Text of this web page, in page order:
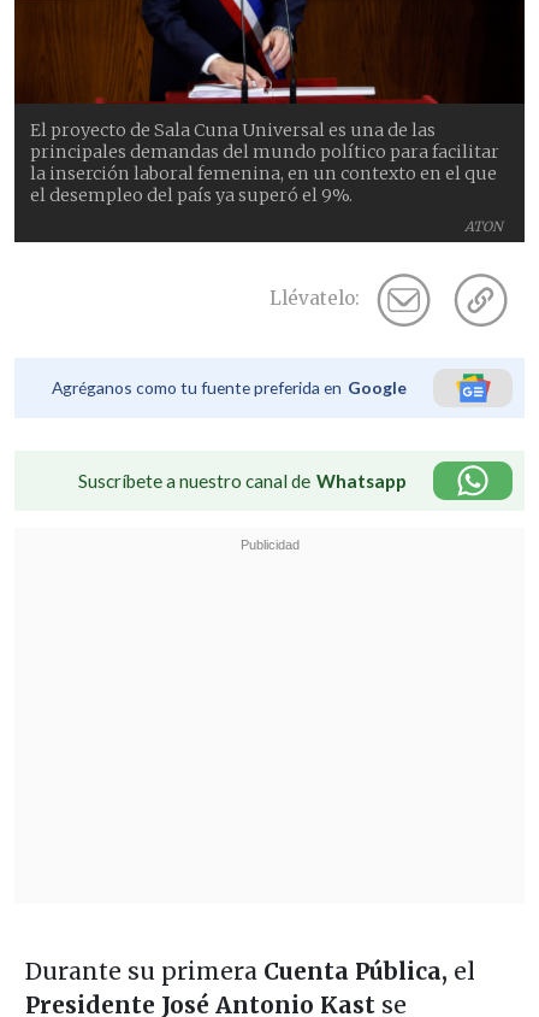
ATON
El proyecto de Sala Cuna Universal es una de las
principales demandas del mundo político para facilitar
la inserción laboral femenina, en un contexto en el que
el desempleo del país ya superó el 9%.
Llévatelo:
Agréganos como tu fuente preferida en Google
Suscríbete a nuestro canal de Whatsapp
Durante su primera Cuenta Pública, el
Presidente José Antonio Kastse